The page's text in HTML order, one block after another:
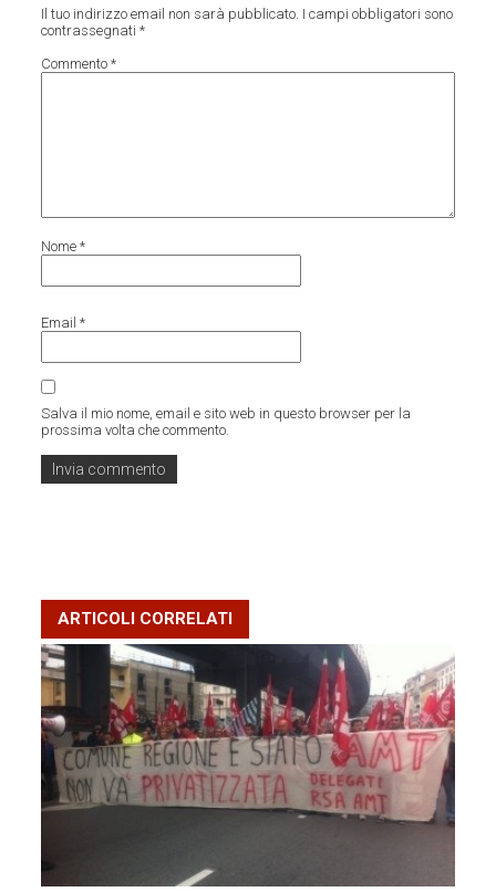
Il tuo indirizzo email non sarà pubblicato. I campi obbligatori sono
contrassegnati*
Commento*
Nome*
Email*
Salva il mio nome, email e sito web in questo browser per la
prossima volta che commento.
ARTICOLI CORRELATI